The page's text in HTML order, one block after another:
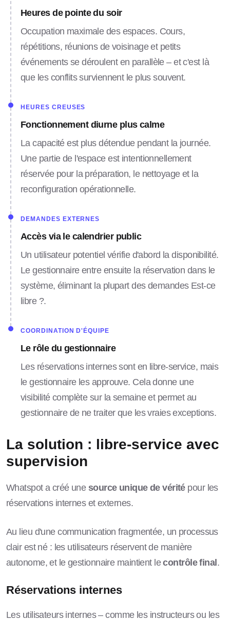
Heures de pointe du soir
Occupation maximale des espaces. Cours,
répétitions, réunions de voisinage et petits
événements se déroulent en parallèle – et c'est là
que les conflits surviennent le plus souvent.
HEURES CREUSES
Fonctionnement diurne plus calme
La capacité est plus détendue pendant la journée.
Une partie de l'espace est intentionnellement
réservée pour la préparation, le nettoyage et la
reconfiguration opérationnelle.
DEMANDES EXTERNES
Accès via le calendrier public
Un utilisateur potentiel vérifie d'abord la disponibilité.
Le gestionnaire entre ensuite la réservation dans le
système, éliminant la plupart des demandes Est-ce
libre ?.
COORDINATION D'ÉQUIPE
Le rôle du gestionnaire
Les réservations internes sont en libre-service, mais
le gestionnaire les approuve. Cela donne une
visibilité complète sur la semaine et permet au
gestionnaire de ne traiter que les vraies exceptions.
La solution : libre-service avec
supervision
Whatspot a créé une source unique de véritépour les
réservations internes et externes.
Au lieu d'une communication fragmentée, un processus
clair est né : les utilisateurs réservent de manière
autonome, et le gestionnaire maintient lecontrôle final .
Réservations internes
Les utilisateurs internes – comme les instructeurs ou les